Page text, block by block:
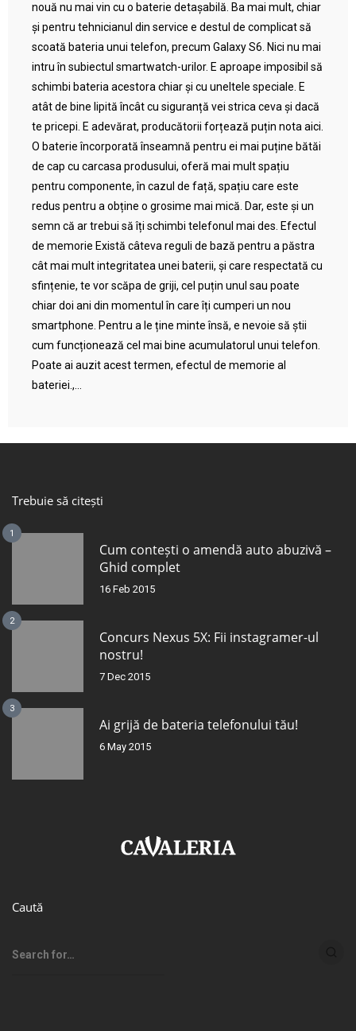
nouă nu mai vin cu o baterie detașabilă. Ba mai mult, chiar
și pentru tehnicianul din service e destul de complicat să
scoată bateria unui telefon, precum Galaxy S6. Nici nu mai
intru în subiectul smartwatch-urilor. E aproape imposibil să
schimbi bateria acestora chiar și cu uneltele speciale. E
atât de bine lipită încât cu siguranță vei strica ceva și dacă
te pricepi. E adevărat, producătorii forțează puțin nota aici.
O baterie încorporată înseamnă pentru ei mai puține bătăi
de cap cu carcasa produsului, oferă mai mult spațiu
pentru componente, în cazul de față, spațiu care este
redus pentru a obține o grosime mai mică. Dar, este și un
semn că ar trebui să îți schimbi telefonul mai des. Efectul
de memorie Există câteva reguli de bază pentru a păstra
cât mai mult integritatea unei baterii, și care respectată cu
sfințenie, te vor scăpa de griji, cel puțin unul sau poate
chiar doi ani din momentul în care îți cumperi un nou
smartphone. Pentru a le ține minte însă, e nevoie să știi
cum funcționează cel mai bine acumulatorul unui telefon.
Poate ai auzit acest termen, efectul de memorie al
bateriei.,...
Trebuie să citești
1
Cum contești o amendă auto abuzivă –
Ghid complet
16 Feb 2015
2
Concurs Nexus 5X: Fii instagramer-ul
nostru!
7 Dec 2015
3
Ai grijă de bateria telefonului tău!
6 May 2015
Caută